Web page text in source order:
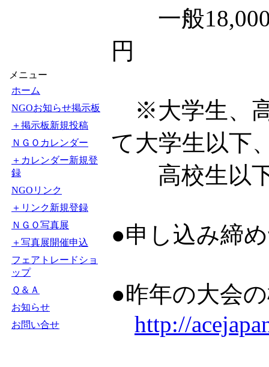
メニュー
ホーム
NGOお知らせ掲示板
＋掲示板新規投稿
ＮＧＯカレンダー
＋カレンダー新規登
録
NGOリンク
＋リンク新規登録
ＮＧＯ写真展
＋写真展開催申込
フェアトレードショ
ップ
Ｑ＆Ａ
お知らせ
お問い合せ
一般18,000
円
※大学生、高
て大学生以下
高校生以下
●申し込み締
●昨年の大会
http://